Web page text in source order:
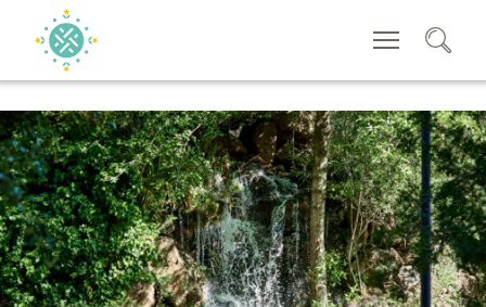
SEACRH